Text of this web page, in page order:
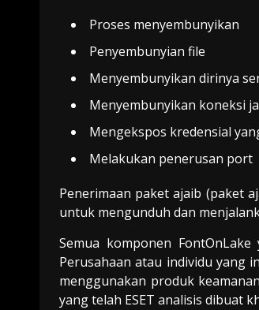
Proses menyembunyikan
Penyembunyian file
Menyembunyikan dirinya
Menyembunyikan koneksi
Mengekspos kredensial
Melakukan penerusan port
Penerimaan paket ajaib (paket
untuk mengunduh dan
Semua komponen
Perusahaan atau individu yang
menggunakan produk
yang telah ESET analisis dibuat